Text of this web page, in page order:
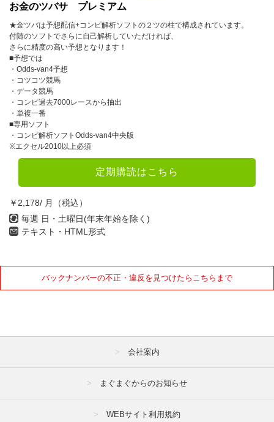
お金のツバサ プレミアム
★金ツバは予想配信+コンピ解析ソフトの２ツの柱で構成されています。
付随のソフトでさらに自己解析していただければ、
さらに精度の高い予想となります！
■予想では
・Odds-van4予想
・コツコツ競馬
・データ競馬
・コンピ過去7000レースから抽出
・単複一番
■専用ソフト
・コンピ解析ソフトOdds-van4中央版
※エクセル2010以上必須
定期購読はこちら
￥2,178/ 月（税込）
毎週 日・土曜日(年末年始を除く)
テキスト・HTML形式
バックナンバーの不正・違反を見つけたらこちらまで
4月 5月
7月 8月
10月
2022年
1月
4月 5月
7月 8月 9月
2021年
1月
7月 8月 9月
2020年
2月
5月
会社案内
まぐまぐからのお知らせ
WEBサイト利用規約